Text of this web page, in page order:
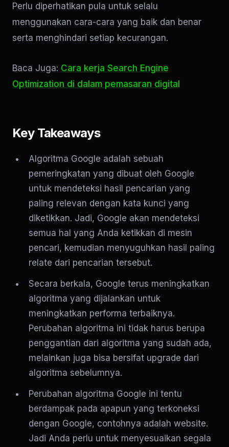
Perlu diperhatikan pula untuk selalu
menggunakan cara-cara yang baik dan benar
serta menghindari setiap kecurangan.
Baca Juga: Cara kerja Search Engine
Optimization di dalam pemasaran digital
Key Takeaways
Algoritma Google adalah sebuah
pemeringkatan yang dibuat oleh Google
untuk mendeteksi hasil pencarian yang
paling relevan dengan kata kunci yang
diketikkan. Jadi, Google akan mendeteksi
semua hal yang Anda ketikkan di mesin
pencari, kemudian menyuguhkan hasil paling
relate dari pencarian tersebut.
Secara berkala, Google terus meningkatkan
algoritma yang dijalankan untuk
meningkatkan performa terbaiknya.
Perubahan algoritma ini tidak harus berupa
penggantian dari algoritma yang sudah ada,
melainkan juga bisa bersifat upgrade dari
algoritma sebelumnya.
Perubahan algoritma Google ini tentu
berdampak pada apapun yang terkoneksi
dengan Google, contohnya adalah website.
Jadi Anda perlu untuk menyesuaikan segala